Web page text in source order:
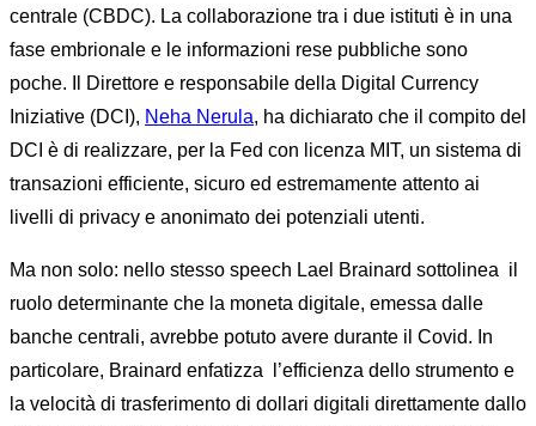
centrale (CBDC). La collaborazione tra i due istituti è in una
fase embrionale e le informazioni rese pubbliche sono
poche. Il Direttore e responsabile della Digital Currency
Iniziative (DCI), Neha Nerula, ha dichiarato che il compito del
DCI è di realizzare, per la Fed con licenza MIT, un sistema di
transazioni efficiente, sicuro ed estremamente attento ai
livelli di privacy e anonimato dei potenziali utenti.
Ma non solo: nello stesso speech Lael Brainard sottolinea il
ruolo determinante che la moneta digitale, emessa dalle
banche centrali, avrebbe potuto avere durante il Covid. In
particolare, Brainard enfatizza l’efficienza dello strumento e
la velocità di trasferimento di dollari digitali direttamente dallo